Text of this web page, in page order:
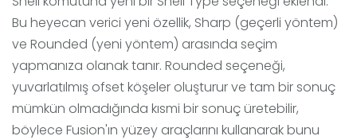
Bu heyecan verici yeni özellik, Sharp (geçerli yöntem)
ve Rounded (yeni yöntem) arasında seçim
yapmanıza olanak tanır. Rounded seçeneği,
yuvarlatılmış ofset köşeler oluşturur ve tam bir sonuç
mümkün olmadığında kısmi bir sonuç üretebilir,
böylece Fusion'ın yüzey araçlarını kullanarak bunu